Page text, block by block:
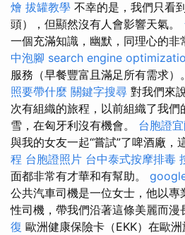
燴 拔罐教學 不幸的是，我們只看
頭），但顯然沒有人會影響天氣。
一個充滿知識，幽默，同理心的非
中泡腳 search engine
服務（早餐豐富且滿足所有需求）
照要帶什麼 關鍵字搜尋 對我們來
次有組織的旅程，以前組織了我
雪，在匈牙利沒有機會。 台胞證
與我的女友一起“嘗試”了啤酒廠，
程 台胞證照片 台中泰式按摩排毒
面都非常有才華和有幫助。
公共汽車司機是一位女士，他以專
性司機，帶我們沿著這條美麗而漫
復 歐洲健康保險卡（EKK）在歐洲